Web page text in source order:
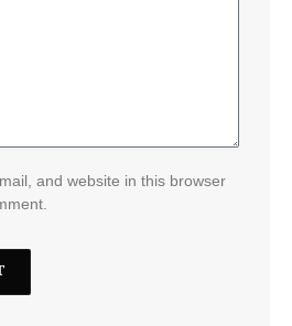
and website in this browser